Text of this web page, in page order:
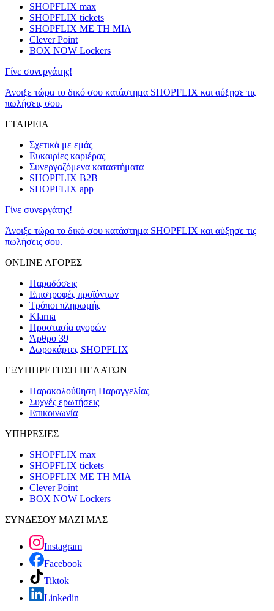
SHOPFLIX max
SHOPFLIX tickets
SHOPFLIX ΜΕ ΤΗ ΜΙΑ
Clever Point
BOX NOW Lockers
Γίνε συνεργάτης!
Άνοιξε τώρα το δικό σου κατάστημα SHOPFLIX και αύξησε τις
πωλήσεις σου.
ΕΤΑΙΡΕΙΑ
Σχετικά με εμάς
Ευκαιρίες καριέρας
Συνεργαζόμενα καταστήματα
SHOPFLIX B2B
SHOPFLIX app
Γίνε συνεργάτης!
Άνοιξε τώρα το δικό σου κατάστημα SHOPFLIX και αύξησε τις
πωλήσεις σου.
ONLINE ΑΓΟΡΕΣ
Παραδόσεις
Επιστροφές προϊόντων
Τρόποι πληρωμής
Klarna
Προστασία αγορών
Άρθρο 39
Δωροκάρτες SHOPFLIX
ΕΞΥΠΗΡΕΤΗΣΗ ΠΕΛΑΤΩΝ
Παρακολούθηση Παραγγελίας
Συχνές ερωτήσεις
Επικοινωνία
ΥΠΗΡΕΣΙΕΣ
SHOPFLIX max
SHOPFLIX tickets
SHOPFLIX ΜΕ ΤΗ ΜΙΑ
Clever Point
BOX NOW Lockers
ΣΥΝΔΕΣΟΥ ΜΑΖΙ ΜΑΣ
Instagram
Facebook
Tiktok
Linkedin